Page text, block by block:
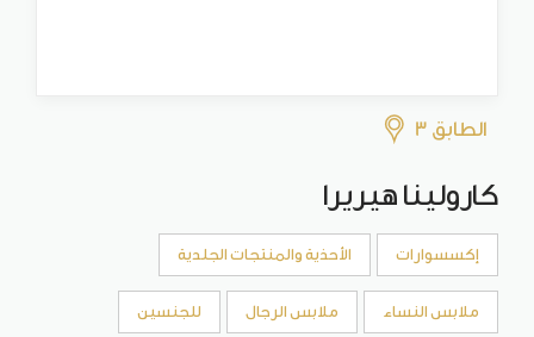
الطابق 3
كارولينا هيريرا
إكسسوارات الأحذية والمنتجات الجلدية
ملابس النساء ملابس الرجال للجنسين